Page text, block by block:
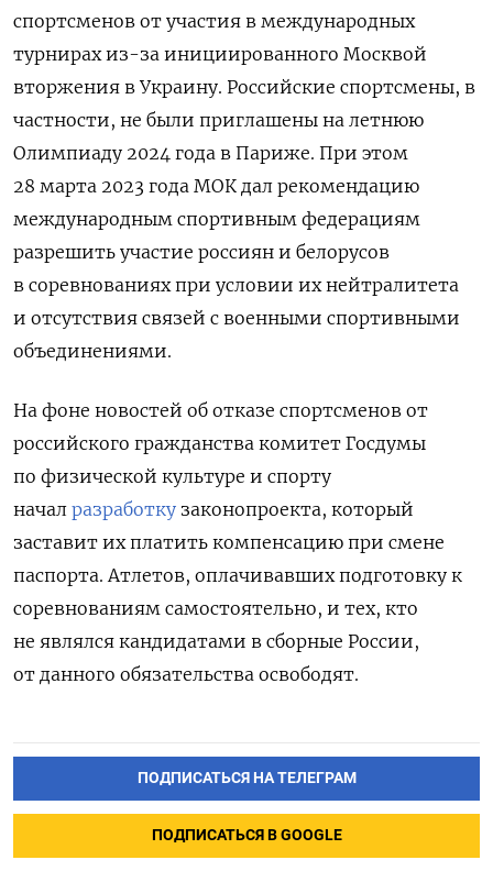
спортсменов от участия в международных
турнирах из-за инициированного Москвой
вторжения в Украину. Российские спортсмены, в
частности, не были приглашены на летнюю
Олимпиаду 2024 года в Париже. При этом
28 марта 2023 года МОК дал рекомендацию
международным спортивным федерациям
разрешить участие россиян и белорусов
в соревнованиях при условии их нейтралитета
и отсутствия связей с военными спортивными
объединениями.
На фоне новостей об отказе спортсменов от
российского гражданства комитет Госдумы
по физической культуре и спорту
начал разработку законопроекта, который
заставит их платить компенсацию при смене
паспорта. Атлетов, оплачивавших подготовку к
соревнованиям самостоятельно, и тех, кто
не являлся кандидатами в сборные России,
от данного обязательства освободят.
ПОДПИСАТЬСЯ НА ТЕЛЕГРАМ
ПОДПИСАТЬСЯ В GOOGLE